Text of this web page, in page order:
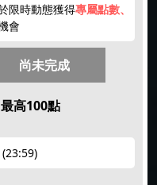
限時動態獲得專屬點數、
會
尚未完成
高100點